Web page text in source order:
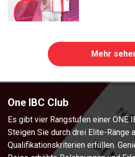
Mehr
One IBC Club
Es gibt vier Rangstufen einer ONE
Steigen Sie durch drei Elite-Ränge
Qualifikationskriterien erfüllen.